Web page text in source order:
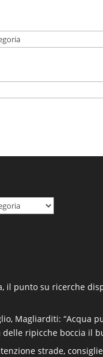
il punto su ricerche
Magliarditi: “Acqua
ripicche boccia il
strade,